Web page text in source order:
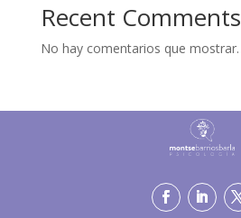
Recent Comments
No hay comentarios que mostrar.